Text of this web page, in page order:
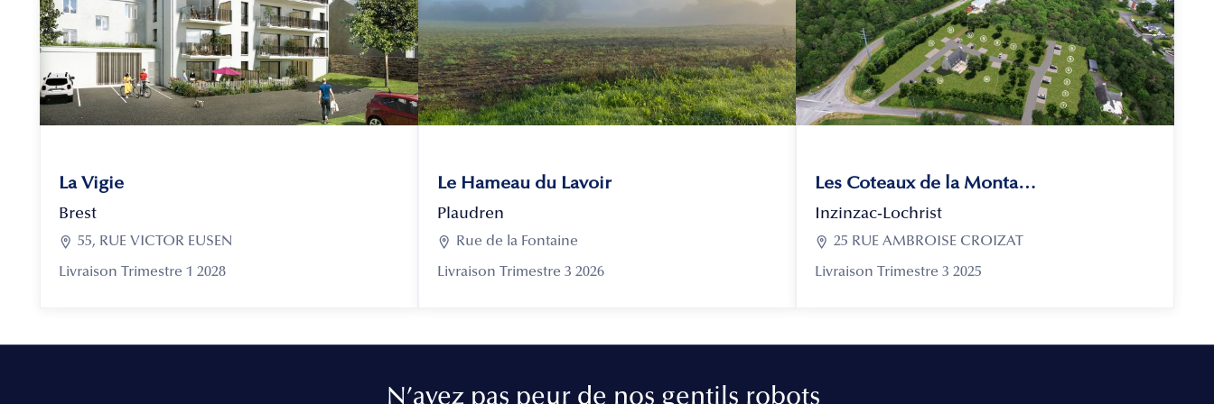
La Vigie
Brest
 55, RUE VICTOR EUSEN
Livraison Trimestre 1 2028
Le Hameau du Lavoir
Plaudren
 Rue de la Fontaine
Livraison Trimestre 3 2026
Les Coteaux de la Montagne
Inzinzac-Lochrist
 25 RUE AMBROISE CROIZAT
Livraison Trimestre 3 2025
N’ayez pas peur de nos gentils robots